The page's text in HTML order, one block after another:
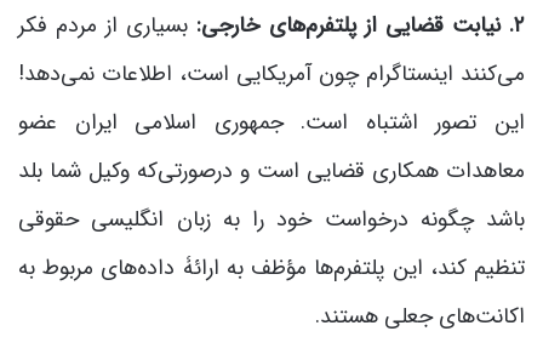
۲. نیابت قضایی از پلتفرم‌های خارجی:
بسیاری از مردم فکر
می‌کنند اینستاگرام چون آمریکایی است، اطلاعات نمی‌دهد!
این تصور اشتباه است. جمهوری اسلامی ایران عضو
معاهدات همکاری قضایی است و درصورتی‌که وکیل شما بلد
باشد چگونه درخواست خود را به زبان انگلیسی حقوقی
تنظیم کند، این پلتفرم‌ها مؤظف به ارائۀ داده‌های مربوط به
اکانت‌های جعلی هستند.